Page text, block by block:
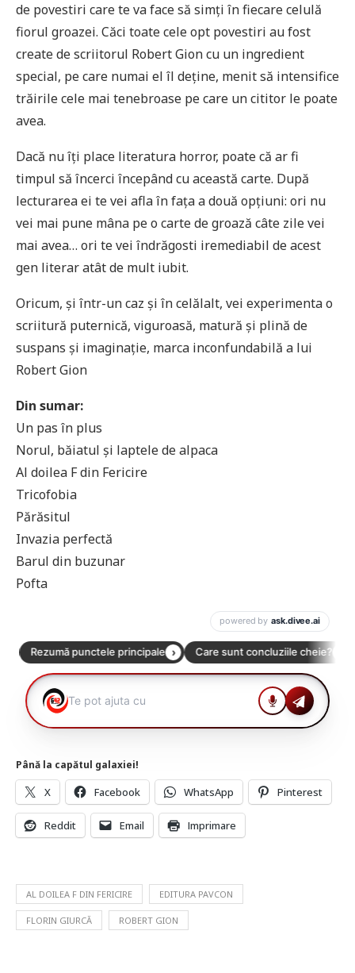
de povestiri care te va face să simți în fiecare celulă
fiorul groazei. Căci toate cele opt povestiri au fost
create de scriitorul Robert Gion cu un ingredient
special, pe care numai el îl deține, menit să intensifice
trăirile cele mai tenebroase pe care un cititor le poate
avea.
Dacă nu îți place literatura horror, poate că ar fi
timpul să încerci începând cu această carte. După
lecturarea ei te vei afla în fața a două opțiuni: ori nu
vei mai pune mâna pe o carte de groază câte zile vei
mai avea… ori te vei îndrăgosti iremediabil de acest
gen literar atât de mult iubit.
Oricum, și într-un caz și în celălalt, vei experimenta o
scriitură puternică, viguroasă, matură și plină de
suspans și imaginație, marca inconfundabilă a lui
Robert Gion
Din sumar:
Un pas în plus
Norul, băiatul și laptele de alpaca
Al doilea F din Fericire
Tricofobia
Părăsitul
Invazia perfectă
Barul din buzunar
Pofta
Până la capătul galaxiei!
X Facebook WhatsApp Pinterest
Reddit Email Imprimare
AL DOILEA F DIN FERICIRE EDITURA PAVCON
FLORIN GIURCĂ ROBERT GION